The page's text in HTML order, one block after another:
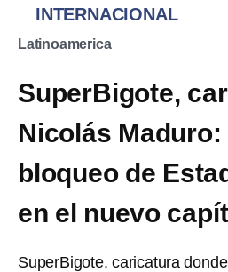
INTERNACIONAL
Latinoamerica
SuperBigote,
Nicolás
bloqueo de
en el nuevo
SuperBigote, caricatura